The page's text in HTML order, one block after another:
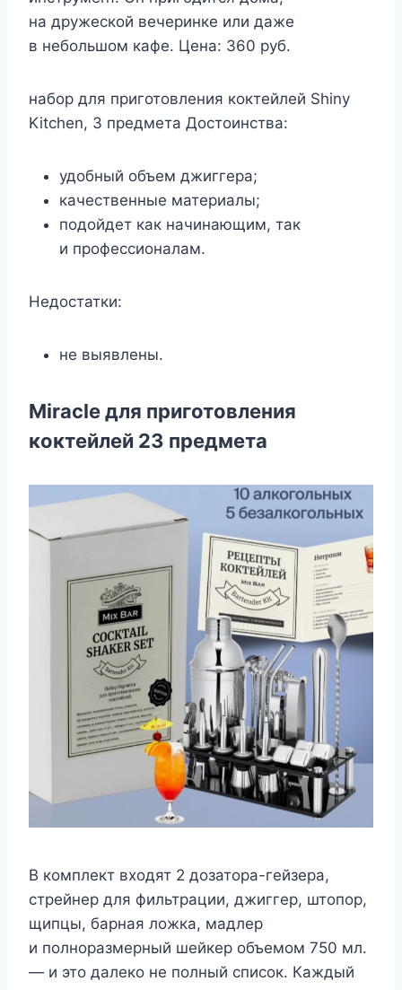
на дружеской вечеринке или даже
в небольшом кафе. Цена: 360 руб.
набор для приготовления коктейлей Shiny
Kitchen, 3 предмета Достоинства:
удобный объем джиггера;
качественные материалы;
подойдет как начинающим, так
и профессионалам.
Недостатки:
не выявлены.
Miracle для приготовления
коктейлей 23 предмета
В комплект входят 2 дозатора-гейзера,
стрейнер для фильтрации, джиггер, штопор,
щипцы, барная ложка, мадлер
и полноразмерный шейкер объемом 750 мл.
— и это далеко не полный список. Каждый